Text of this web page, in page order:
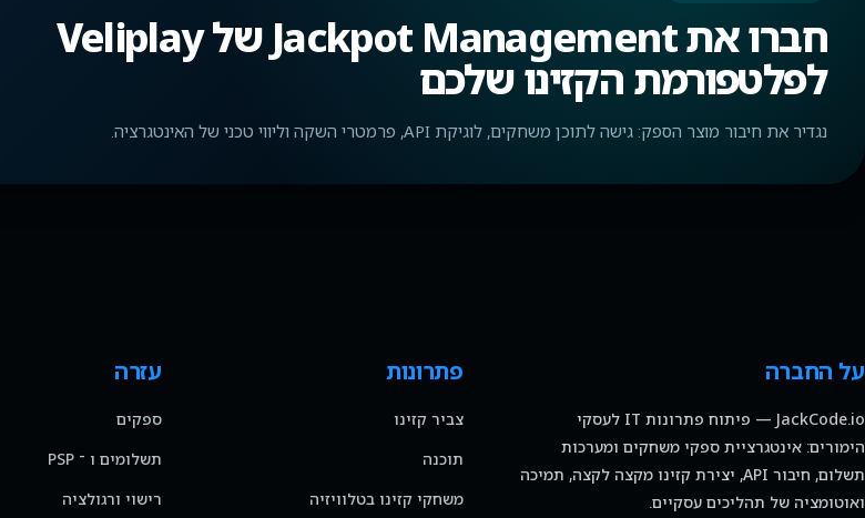
חברו את Jackpot Management של Veliplay
לפלטפורמת הקזינו שלכם
נגדיר את חיבור מוצר הספק: גישה לתוכן משחקים, לוגיקת API, פרמטרי השקה וליווי טכני של האינטגרציה.
על החברה
JackCode.io — פיתוח פתרונות IT לעסקי
הימורים: אינטגרציית ספקי משחקים ומערכות
תשלום, חיבור API, יצירת קזינו מקצה לקצה, תמיכה
ואוטומציה של תהליכים עסקיים.
פתרונות
צביר קזינו
תוכנה
משחקי קזינו בטלוויזיה
עזרה
ספקים
תשלומים ו ־ PSP
רישוי ורגולציה